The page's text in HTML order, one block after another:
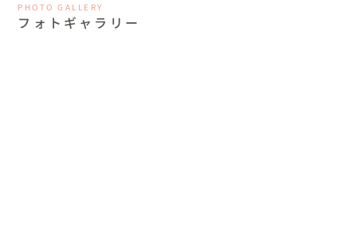
PHOTO GALLERY
フォトギャラリー